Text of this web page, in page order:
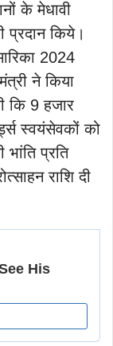
के मेधावी
प्रदान किये।
2024
ने किया
कि 9 हजार
स्वयंसेवकों को
प्रति
राशि दी